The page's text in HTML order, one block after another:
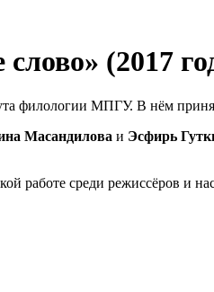
(2017
филологии МПГУ. В нём
Масандилова и Эсфирь
работе среди режиссёров и